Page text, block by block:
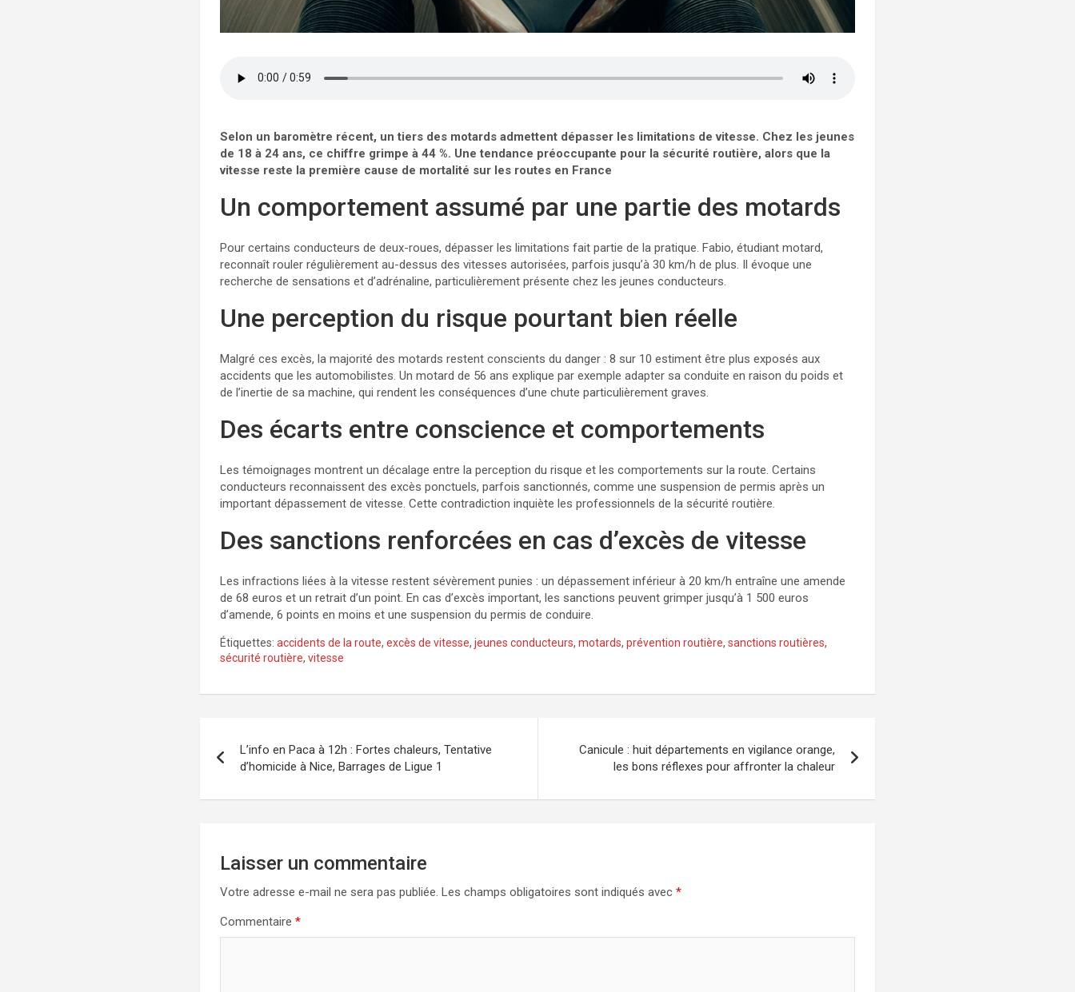
Selon un baromètre récent, un tiers des motards admettent dépasser les limitations de vitesse. Chez les jeunes
de 18 à 24 ans, ce chiffre grimpe à 44 %. Une tendance préoccupante pour la sécurité routière, alors que la
vitesse reste la première cause de mortalité sur les routes en France
Un comportement assumé par une partie des motards
Pour certains conducteurs de deux-roues, dépasser les limitations fait partie de la pratique. Fabio, étudiant motard,
reconnaît rouler régulièrement au-dessus des vitesses autorisées, parfois jusqu’à 30 km/h de plus. Il évoque une
recherche de sensations et d’adrénaline, particulièrement présente chez les jeunes conducteurs.
Une perception du risque pourtant bien réelle
Malgré ces excès, la majorité des motards restent conscients du danger : 8 sur 10 estiment être plus exposés aux
accidents que les automobilistes. Un motard de 56 ans explique par exemple adapter sa conduite en raison du poids et
de l’inertie de sa machine, qui rendent les conséquences d’une chute particulièrement graves.
Des écarts entre conscience et comportements
Les témoignages montrent un décalage entre la perception du risque et les comportements sur la route. Certains
conducteurs reconnaissent des excès ponctuels, parfois sanctionnés, comme une suspension de permis après un
important dépassement de vitesse. Cette contradiction inquiète les professionnels de la sécurité routière.
Des sanctions renforcées en cas d’excès de vitesse
Les infractions liées à la vitesse restent sévèrement punies : un dépassement inférieur à 20 km/h entraîne une amende
de 68 euros et un retrait d’un point. En cas d’excès important, les sanctions peuvent grimper jusqu’à 1 500 euros
d’amende, 6 points en moins et une suspension du permis de conduire.
Étiquettes: accidents de la route,excès de vitesse,jeunes conducteurs,motards,prévention routière,sanctions routières,
sécurité routière,vitesse
de
l’article
L’info en Paca à 12h : Fortes chaleurs, Tentative
d’homicide à Nice, Barrages de Ligue 1
Canicule : huit départements en vigilance orange,
les bons réflexes pour affronter la chaleur
Laisser un commentaire
Votre adresse e-mail ne sera pas publiée. Les champs obligatoires sont indiqués avec*
Commentaire*